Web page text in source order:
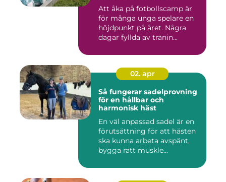
Att åka på fotbollscamp är
för många unga spelare en
höjdpunkt på året. Några
dagar fyllda av tränin...
02. apr
Så fungerar sadelprovning
för en hållbar och
harmonisk häst
En väl anpassad sadel är en
förutsättning för att hästen
ska kunna arbeta avspänt,
bygga rätt muskle...